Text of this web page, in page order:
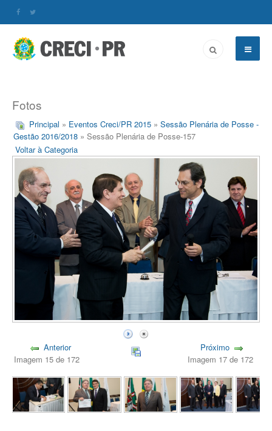
Fotos
Principal » Eventos Creci/PR 2015 » Sessão Plenária de Posse -
Gestão 2016/2018 » Sessão Plenária de Posse-157
Voltar à Categoria
Anterior
Imagem 15 de 172
Próximo
Imagem 17 de 172